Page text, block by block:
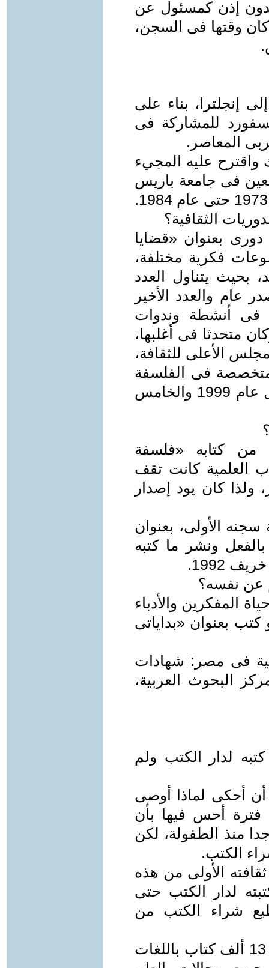
إذن كمسئول عن
وقتها فى السجن،
إنجلترا، بناء على
للمشاركة فى
المعاصر.
واقترح عليه المجيء
فى جامعة باريس
الثقافية؟
بعنوان «قضايا
فى موضوعات فكرية مختلفة،
يتناول العدد
عام والعدد الأخير
يساهم فى أنشطة وندوات
متحدثا فى أغلبها،
الأعلى للثقافة،
فى الفلسفة
«الفلسفة والعصر»، صدر عددها الأول عام 1999 والخامس
من كتابه «فلسفة
العلمية كانت تقف
ولذا كان يود إصدار
الأولى، بعنوان
ونشر ما كتبه
عن نفسه؟
المفكرين والأدباء
فبراير 1998، وهو كتب بعنوان «بداياتى
فى مصر: شهادات
البحوث العربية،
لدار الكتب ولم
أحكى لماذا أوصى
فترة أحس فيها بأن
منذ الطفولة، لكن
الكتب.
الأولى من هذه
لدار الكتب حتى
شراء الكتب من
وقد تسلمت دار الكتب بالفعل حوالى 13 ألف كتاب باللغات